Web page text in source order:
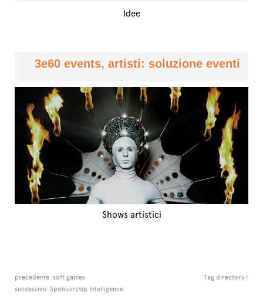
Idee
3e60 events, artisti: soluzione eventi
Shows artistici
precedente: soft games
successivo: Sponsorship Intelligence
Tag directory